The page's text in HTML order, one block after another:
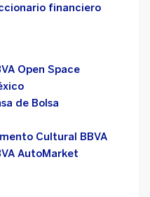
financiero
Open Space
de Bolsa
Cultural BBVA
AutoMarket